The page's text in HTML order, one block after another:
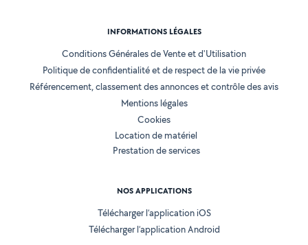
INFORMATIONS LÉGALES
Conditions Générales de Vente et d'Utilisation
Politique de confidentialité et de respect de la vie privée
Référencement, classement des annonces et contrôle des avis
Mentions légales
Cookies
Location de matériel
Prestation de services
NOS APPLICATIONS
Télécharger l’application iOS
Télécharger l’application Android